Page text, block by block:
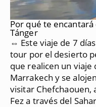
Por qué te
Tánger
⇔ Este viaje de 7
tour por el desierto
que realicen un viaje
Marrakech y se
visitar Chefchaouen,
Fez a través del